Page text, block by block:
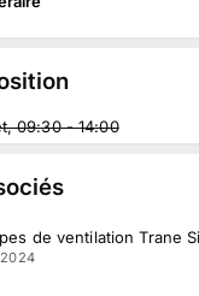
09:30-14:00
de ventilation Trane
2024